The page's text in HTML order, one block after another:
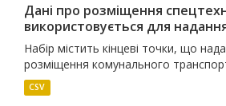
Дані про розміщення
використовується для
Набір містить кінцеві точки, що
розміщення комунального
CSV